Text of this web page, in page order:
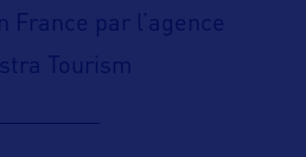
France par l’agence
Tourism